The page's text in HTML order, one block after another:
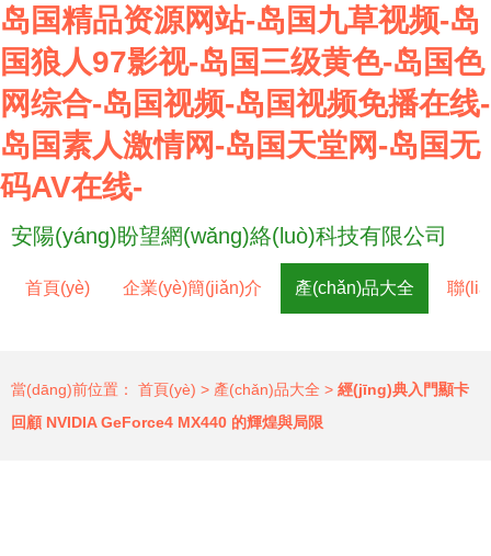
岛国精品资源网站-岛国九草视频-岛
国狼人97影视-岛国三级黄色-岛国色
网综合-岛国视频-岛国视频免播在线-
岛国素人激情网-岛国天堂网-岛国无
码AV在线-
安陽(yáng)盼望網(wǎng)絡(luò)科技有限公司
首頁(yè) 企業(yè)簡(jiǎn)介 產(chǎn)品大全 聯
當(dāng)前位置： 首頁(yè) > 產(chǎn)品大全 > 經(jīng)典入門顯卡
回顧 NVIDIA GeForce4 MX440 的輝煌與局限